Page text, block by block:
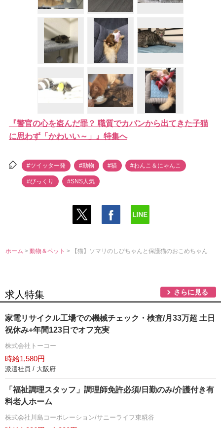
『警官の心を盗んだ罪？ 職質でカバンから出てきた子猫
に思わず「かわいい～」』特集へ
#ツイッター発 #動物 #猫 #わんこ＆にゃんこ
#びっくり #SNS人気
ホーム >動物＆ペット> 【猫】ソマリのしぴちゃんと保護猫のおこめちゃん
求人特集 さらに見る
家電リサイクル工場での機械チェック・検査/月33万超 土日
祝休み+年間123日でオフ充実
株式会社トーコー
時給1,580円
派遣社員 / 大阪府
「福祉調理スタッフ」調理師免許必須/日勤のみ/介護付き有
料老人ホーム
株式会社川島コーポレーション/サニーライフ東糀谷